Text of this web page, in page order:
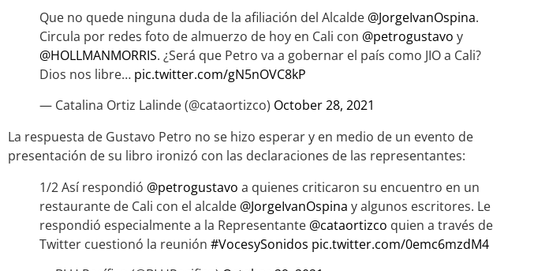
Que no quede ninguna duda de la afiliación del Alcalde @JorgeIvanOspina.
Circula por redes foto de almuerzo de hoy en Cali con @petrogustavo y
@HOLLMANMORRIS. ¿Será que Petro va a gobernar el país como JIO a Cali?
Dios nos libre… pic.twitter.com/gN5nOVC8kP
— Catalina Ortiz Lalinde (@cataortizco) October 28, 2021
La respuesta de Gustavo Petro no se hizo esperar y en medio de un evento de
presentación de su libro ironizó con las declaraciones de las representantes:
1/2 Así respondió @petrogustavo a quienes criticaron su encuentro en un
restaurante de Cali con el alcalde @JorgeIvanOspina y algunos escritores. Le
respondió especialmente a la Representante @cataortizco quien a través de
Twitter cuestionó la reunión #VocesySonidos pic.twitter.com/0emc6mzdM4